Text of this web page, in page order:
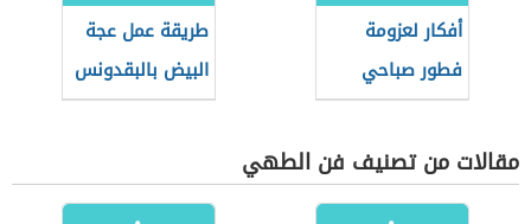
أفكار لعزومة
فطور صباحي
طريقة عمل عجة
البيض بالبقدونس
مقالات من تصنيف فن الطهي